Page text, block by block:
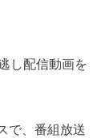
し配信動画を
で、番組放送